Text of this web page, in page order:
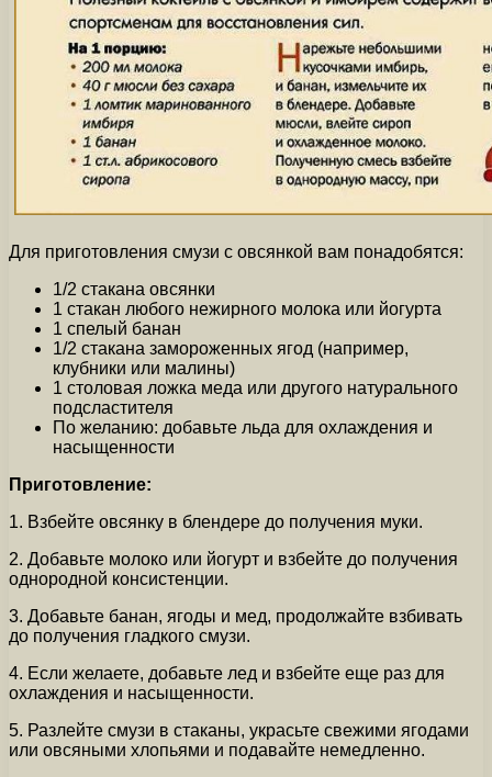
Для приготовления смузи с овсянкой вам понадобятся:
1/2 стакана овсянки
1 стакан любого нежирного молока или йогурта
1 спелый банан
1/2 стакана замороженных ягод (например,
клубники или малины)
1 столовая ложка меда или другого натурального
подсластителя
По желанию: добавьте льда для охлаждения и
насыщенности
Приготовление:
1. Взбейте овсянку в блендере до получения муки.
2. Добавьте молоко или йогурт и взбейте до получения
однородной консистенции.
3. Добавьте банан, ягоды и мед, продолжайте взбивать
до получения гладкого смузи.
4. Если желаете, добавьте лед и взбейте еще раз для
охлаждения и насыщенности.
5. Разлейте смузи в стаканы, украсьте свежими ягодами
или овсяными хлопьями и подавайте немедленно.